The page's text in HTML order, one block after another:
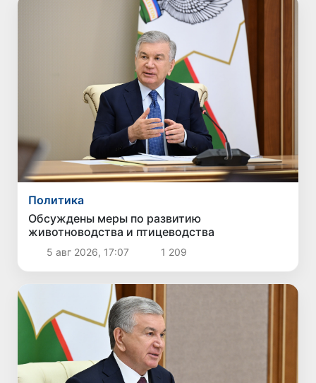
Политика
Обсуждены меры по развитию
животноводства и птицеводства
5 авг 2026, 17:07 1 209